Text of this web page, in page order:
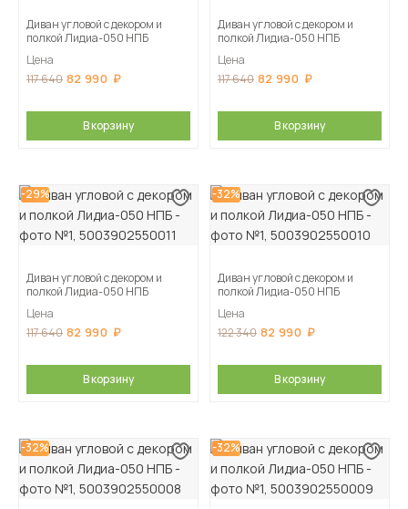
Диван угловой с декором и
полкой Лидиа-050 НПБ
Цена
117 640 82 990
В корзину
Диван угловой с декором и
полкой Лидиа-050 НПБ
Цена
117 640 82 990
В корзину
-29%
Диван угловой с декором и
полкой Лидиа-050 НПБ
Цена
117 640 82 990
В корзину
-32%
Диван угловой с декором и
полкой Лидиа-050 НПБ
Цена
122 340 82 990
В корзину
-32% -32%